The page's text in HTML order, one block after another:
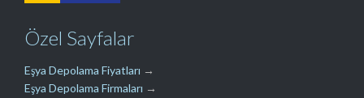
Özel Sayfalar
Eşya Depolama Fiyatları →
Eşya Depolama Firmaları →